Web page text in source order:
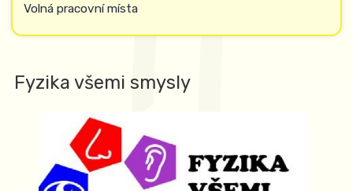
Volná pracovní místa
Fyzika všemi smysly